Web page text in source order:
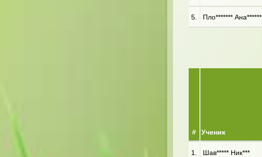
5. Пло******* Ана******
# Ученик
1. Шав***** Ник***